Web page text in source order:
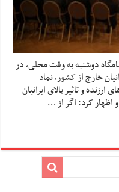
دوشنبه به وقت محلی، در
خارج از کشور، نماد
و تاثیر بالای ایرانیان
کرد: اگر از …